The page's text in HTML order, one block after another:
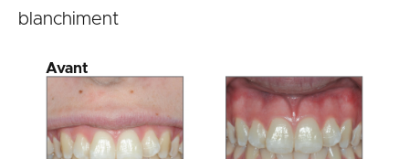
blanchiment
Avant